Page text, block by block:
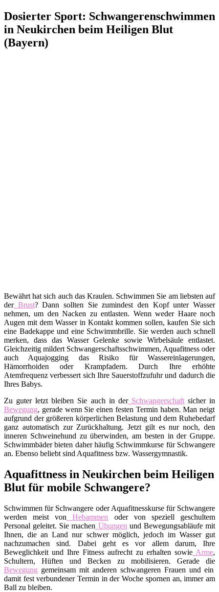
Dosierter Sport: Schwangerenschwimmen
in Neukirchen beim Heiligen Blut
(Bayern)
Bewährt hat sich auch das Kraulen. Schwimmen Sie am liebsten auf
derBrust? Dann sollten Sie zumindest den Kopf unter Wasser
nehmen, um den Nacken zu entlasten. Wenn weder Haare noch
Augen mit dem Wasser in Kontakt kommen sollen, kaufen Sie sich
eine Badekappe und eine Schwimmbrille. Sie werden auch schnell
merken, dass das Wasser Gelenke sowie Wirbelsäule entlastet.
Gleichzeitig mildert Schwangerschaftsschwimmen, Aquafitness oder
auch Aquajogging das Risiko für Wassereinlagerungen,
Hämorrhoiden oder Krampfadern. Durch Ihre erhöhte
Atemfrequenz verbessert sich Ihre Sauerstoffzufuhr und dadurch die
Ihres Babys.
Zu guter letzt bleiben Sie auch in derSchwangerschaftsicher in
Bewegung, gerade wenn Sie einen festen Termin haben. Man neigt
aufgrund der größeren körperlichen Belastung und dem Ruhebedarf
ganz automatisch zur Zurückhaltung. Jetzt gilt es nur noch, den
inneren Schweinehund zu überwinden, am besten in der Gruppe.
Schwimmbäder bieten daher häufig Schwimmkurse für Schwangere
an. Ebenso beliebt sind Aquafitness bzw. Wassergymnastik.
Aquafittness in Neukirchen beim Heiligen
Blut für mobile Schwangere?
Schwimmen für Schwangere oder Aquafitnesskurse für Schwangere
werden meist von Hebammen oder von speziell geschultem
Personal geleitet. Sie machen Übungen und Bewegungsabläufe mit
Ihnen, die an Land nur schwer möglich, jedoch im Wasser gut
nachzumachen sind. Dabei geht es vor allem darum, Ihre
Beweglichkeit und Ihre Fitness aufrecht zu erhalten sowie Arme,
Schultern, Hüften und Becken zu mobilisieren. Gerade die
Bewegung gemeinsam mit anderen schwangeren Frauen und ein
damit fest verbundener Termin in der Woche spornen an, immer am
Ball zu bleiben.